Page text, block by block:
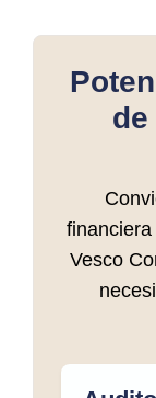
Vesco